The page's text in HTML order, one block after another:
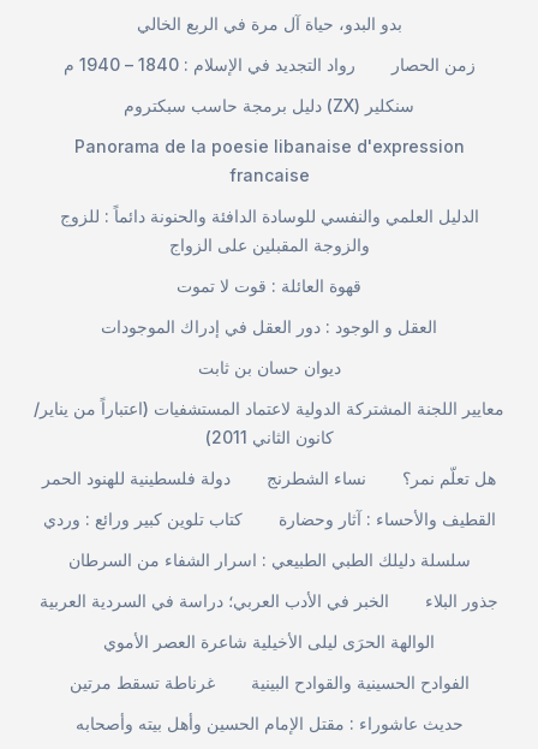
بدو البدو، حياة آل مرة في الربع الخالي
رواد التجديد في الإسلام : 1840 – 1940 م
زمن الحصار
دليل برمجة حاسب سبكتروم (ZX) سنكلير
Panorama de la poesie libanaise d'expression
francaise
الدليل العلمي والنفسي للوسادة الدافئة والحنونة دائماً : للزوج
والزوجة المقبلين على الزواج
قهوة العائلة : قوت لا تموت
العقل و الوجود : دور العقل في إدراك الموجودات
ديوان حسان بن ثابت
معايير اللجنة المشتركة الدولية لاعتماد المستشفيات (اعتباراً من يناير/
كانون الثاني 2011)
دولة فلسطينية للهنود الحمر
نساء الشطرنج
هل تعلّم نمر؟
كتاب تلوين كبير ورائع : وردي
القطيف والأحساء : آثار وحضارة
سلسلة دليلك الطبي الطبيعي : اسرار الشفاء من السرطان
الخبر في الأدب العربي؛ دراسة في السردية العربية
جذور البلاء
الوالهة الحرَى ليلى الأخيلية شاعرة العصر الأموي
غرناطة تسقط مرتين
الفوادح الحسينية والقوادح البينية
حديث عاشوراء : مقتل الإمام الحسين وأهل بيته وأصحابه